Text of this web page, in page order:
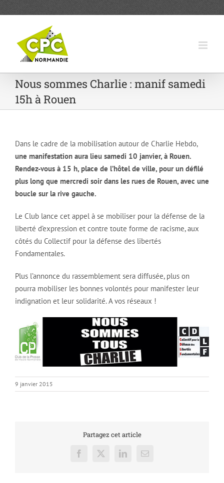
Nous sommes Charlie : manif samedi
15h à Rouen
Dans le cadre de la mobilisation autour de Charlie Hebdo,
une manifestation aura lieu samedi 10 janvier, à Rouen.
Rendez-vous à 15 h, place de l’hôtel de ville, pour un défilé
plus long que mercredi soir dans les rues de Rouen, avec une
boucle sur la rive gauche.
Le Club lance cet appel à se mobiliser pour la défense de la
liberté d’expression et contre toute forme de racisme, aux
côtés du Collectif pour la défense des libertés
Fondamentales.
Plus l’annonce du rassemblement sera diffusée, plus on
pourra mobiliser les bonnes volontés pour manifester leur
indignation et leur solidarité. A vos réseaux !
9 janvier 2015
Partagez cet article
Facebook
X LinkedInEmail